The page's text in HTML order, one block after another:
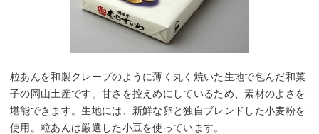
粒あんを和製クレープのように薄く丸く焼いた生地で包んだ和菓
子の岡山土産です。甘さを控えめにしているため、素材のよさを
堪能できます。生地には、新鮮な卵と独自ブレンドした小麦粉を
使用。粒あんは厳選した小豆を使っています。